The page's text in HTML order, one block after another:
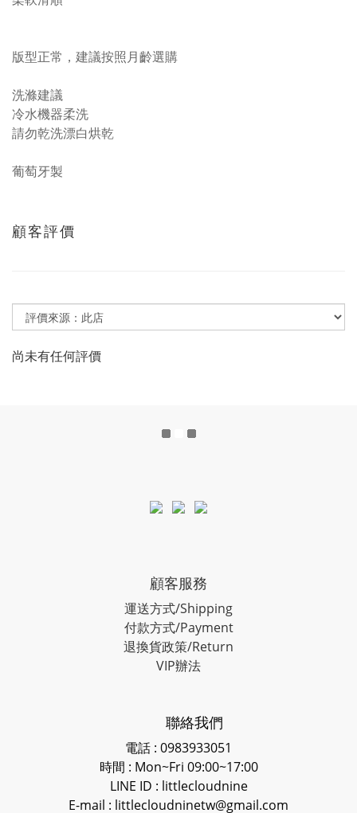
版型正常，建議按照月齡選購
洗滌建議
冷水機器柔洗
請勿乾洗漂白烘乾
葡萄牙製
顧客評價
尚未有任何評價
顧客服務
運送方式/Shipping
付款方式/Payment
退換貨政策/Return
VIP辦法
聯絡我們
電話 : 0983933051
時間 : Mon~Fri 09:00~17:00
LINE ID : littlecloudnine
E-mail : littlecloudninetw@gmail.com